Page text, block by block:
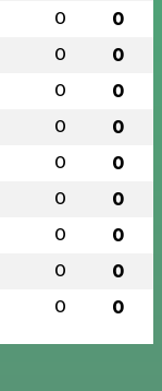
0 0
0 0
0 0
0 0
0 0
0 0
0 0
0 0
0 0